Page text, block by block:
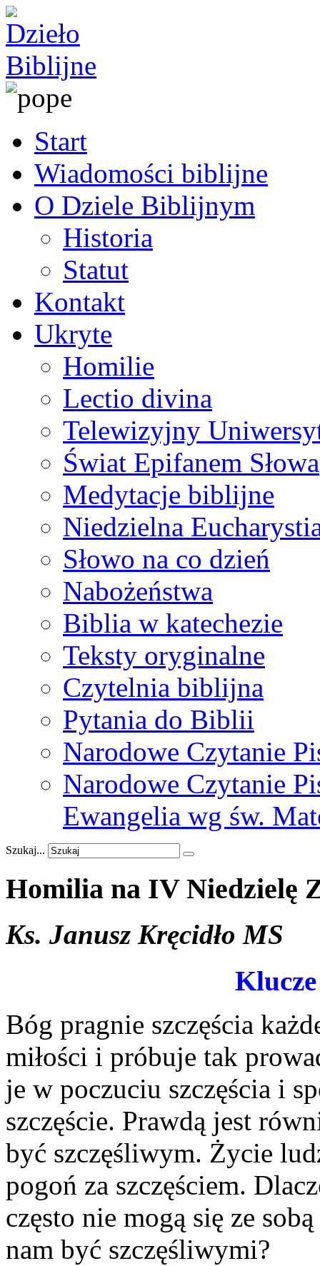
Start
Wiadomości biblijne
O Dziele Biblijnym
Historia
Statut
Kontakt
Ukryte
Homilie
Lectio divina
Telewizyjny
Świat Epifanem Słowa
Medytacje biblijne
Niedzielna
Słowo na co dzień
Nabożeństwa
Biblia w katechezie
Teksty oryginalne
Czytelnia biblijna
Pytania do Biblii
Narodowe Czytanie
Narodowe Czytanie
Ewangelia wg św.
Szukaj...
Homilia na IV Niedzielę
Ks. Janusz Kręcidło MS
Klucze
Bóg pragnie szczęścia
miłości i próbuje tak
je w poczuciu szczęścia i
szczęście. Prawdą jest
być szczęśliwym. Życie
pogoń za szczęściem.
często nie mogą się ze
nam być szczęśliwymi?